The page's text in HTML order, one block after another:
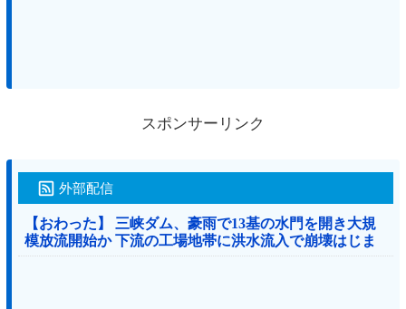
スポンサーリンク
外部配信
【おわった】 三峡ダム、豪雨で13基の水門を開き大規
模放流開始か 下流の工場地帯に洪水流入で崩壊はじま
る